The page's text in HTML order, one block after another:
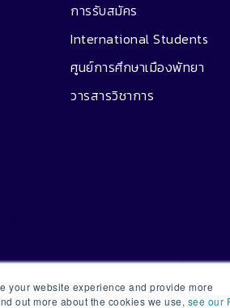
your website experience and provide more
out more about the cookies we use, see our
การรับสมัคร
International Students
ศูนย์การศึกษาเมืองพัทยา
วารสารวิชาการ